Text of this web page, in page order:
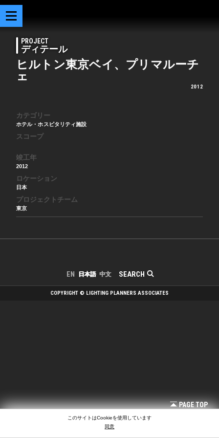
PROJECT
ディテール
ヒルトン東京ベイ、プリマルーチ
ェ
2012
カテゴリー
ホテル・ホスピタリティ施設
スコープ
竣工年
2012
ロケーション
日本
プロジェクトチーム
東京
SEARCH
EN 日本語 中文
PAGE TOP
COPYRIGHT © LIGHTING PLANNERS ASSOCIATES
このサイトはCookieを使用しています
同意